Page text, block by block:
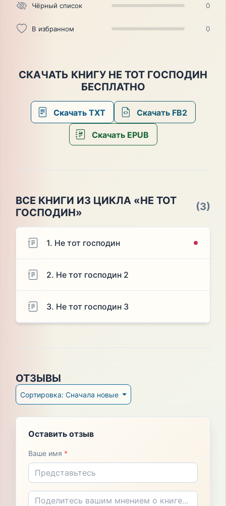
Чёрный список 0
В избранном 0
СКАЧАТЬ КНИГУ НЕ ТОТ ГОСПОДИН
БЕСПЛАТНО
Скачать TXT Скачать FB2
Скачать EPUB
ВСЕ КНИГИ ИЗ ЦИКЛА «НЕ ТОТ
ГОСПОДИН»
(3)
1. Не тот господин
2. Не тот господин 2
3. Не тот господин 3
ОТЗЫВЫ
Сортировка: Сначала новые
Оставить отзыв
Ваше имя *